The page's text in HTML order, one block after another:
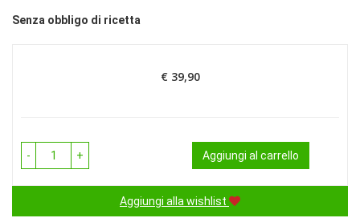
Senza obbligo di ricetta
Prezzo
€ 39,90
- + Aggiungi al carrello
Aggiungi alla wishlist